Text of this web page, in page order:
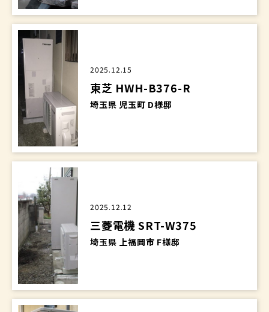
2025.12.15
東芝 HWH-B376-R
埼玉県 児玉町 D様邸
2025.12.12
三菱電機 SRT-W375
埼玉県 上福岡市 F様邸